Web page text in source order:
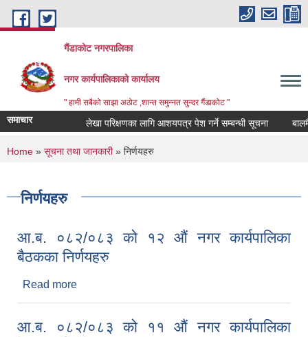
Skip to main content
गैंडाकोट नगरपालिका
नगर कार्यपालिकाको कार्यालय
" हामी सबैको साझा अठोट ,शान्त समुन्नत सुन्दर गैंडाकोट "
समाचार लेखा परिक्षणका लागि आशयपत्र पेश गर्ने सम्बन्धी सूचना
You are here
Home » सूचना तथा जानकारी» निर्णयहरु
निर्णयहरु
आ.ब. ०८२/०८३ को १२ औं नगर कार्यपालिका
बैठकका निर्णयहरु
Read more
आ.ब. ०८२/०८३ को ११ औं नगर कार्यपालिका